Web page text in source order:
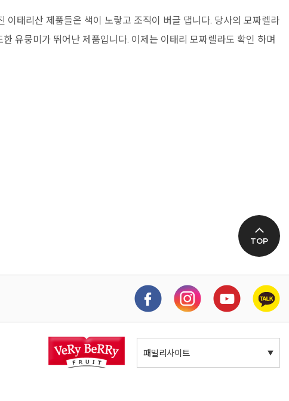
태리산 제품들은 색이 노랗고 조직이 버글 댑니다. 당사의 모짜렐라
유뭉미가 뛰어난 제품입니다. 이제는 이태리 모짜렐라도 확인 하며
TOP
패밀리사이트